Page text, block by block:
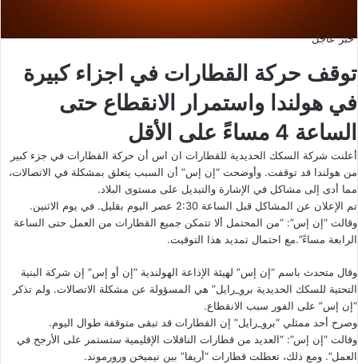
خبر عاجل
توقف حركة القطارات في اجزاء كبيرة
في هولندا واستمرار الانقطاع حتى
الساعة 4 مساءً على الأقل
أعلنت شركة السكك الحديدية للقطارات ان اس أن حركة القطارات في جزء كبير
من هولندا قد توقفت. وأوضحت “إن إس” أن السبب يتعلق بمشكلة في الاتصالات،
مما أدى إلى مشاكل في الإشارة والتبديل على مستوى البلاد.
تم الإعلان عن المشاكل قبل الساعة 2:30 عصر اليوم بقليل. في يوم الاثنين.
وقالت “إن إس”: “من المحتمل ألا تتمكن جميع القطارات من العمل حتى الساعة
الرابعة مساءً”.مع احتمال تمديد هذا التوقيت.
وقال متحدث باسم “إن إس” لهيئة الإذاعة الهولندية “إن أو إس” إن شركة البنية
التحتية للسكك الحديدية برو_رايل” هي المسؤولة عن مشكلة الاتصالات. ولم تذكر
“إن إس” على الفور سبب الانقطاع.
وصرح أحد ممثلي “برو_رايل” إن القطارات قد تبقى متوقفة طوال اليوم.
وقالت “إن إس”: “العديد من قطارات الناقلات الإقليمية ستستمر على الأرجح في
العمل”. ومع ذلك، تعطلت قطارات “أريفا” بين نيميخن ورورموند.